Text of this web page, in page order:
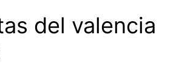
del valencia